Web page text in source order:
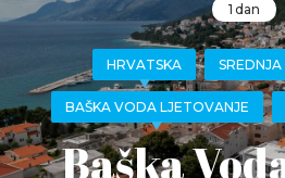
1 dan
HRVATSKA
BAŠKA VODA LJETOVANJE
Baška